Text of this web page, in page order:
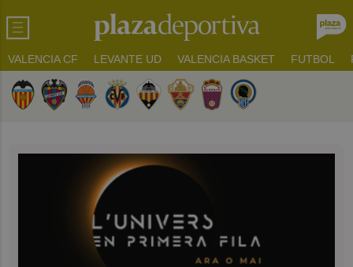
VALENCIA CF LEVANTE UD VALENCIA BASKET FUTBOL